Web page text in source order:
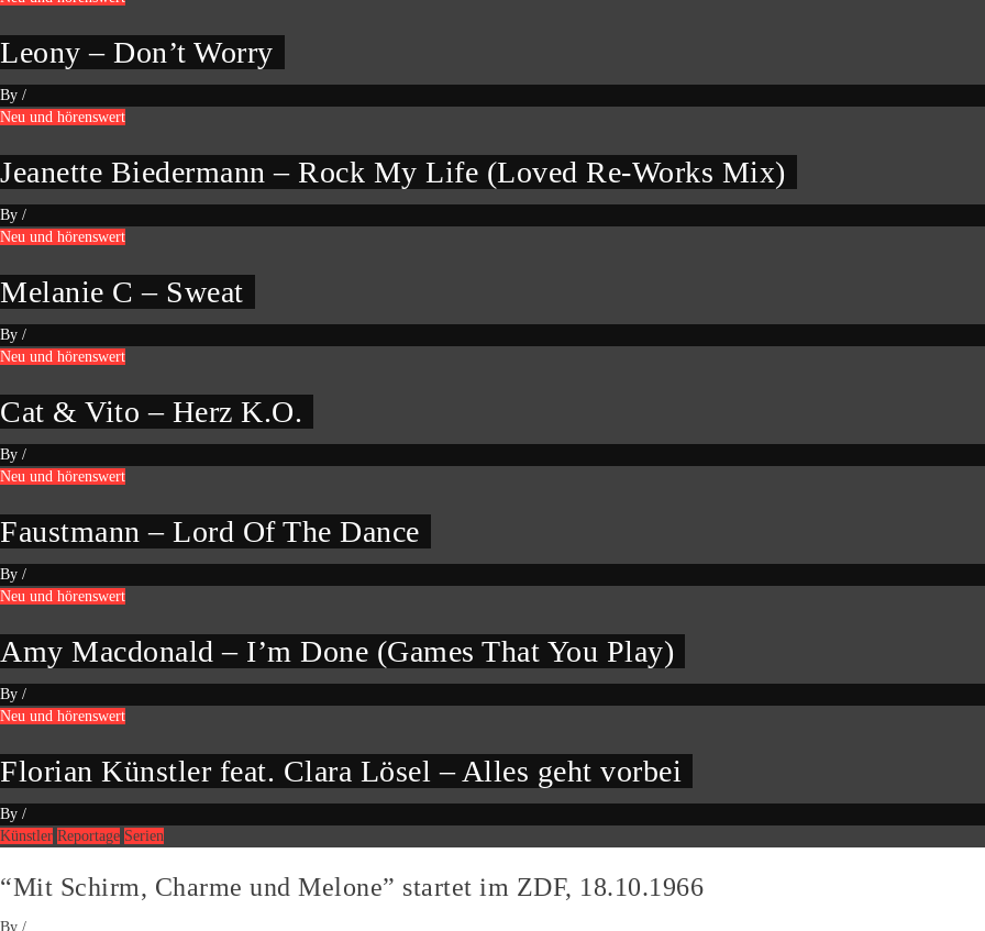
Leony – Don’t Worry
By /
Neu und hörenswert
Jeanette Biedermann – Rock My Life (Loved Re-Works Mix)
By /
Neu und hörenswert
Melanie C – Sweat
By /
Neu und hörenswert
Cat & Vito – Herz K.O.
By /
Neu und hörenswert
Faustmann – Lord Of The Dance
By /
Neu und hörenswert
Amy Macdonald – I’m Done (Games That You Play)
By /
Neu und hörenswert
Florian Künstler feat. Clara Lösel – Alles geht vorbei
By /
Künstler Reportage Serien
“Mit Schirm, Charme und Melone” startet im ZDF, 18.10.1966
By /